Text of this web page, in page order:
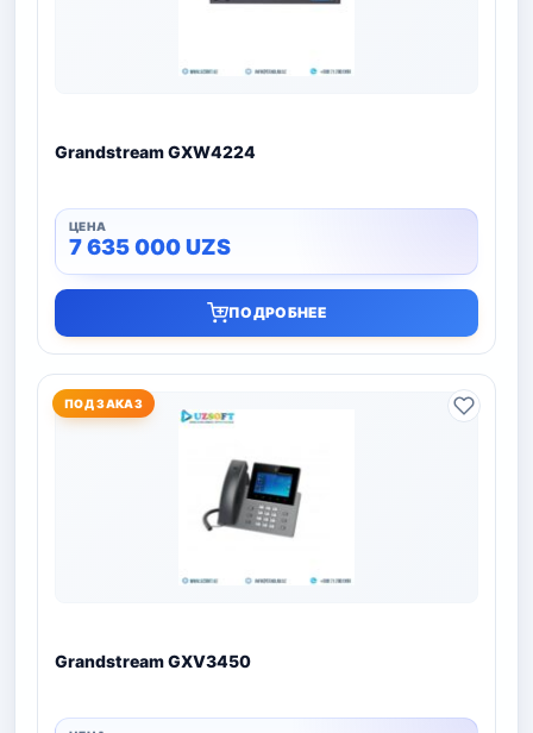
Grandstream GXW4224
7 635 000UZS
ПОДРОБНЕЕ
ПОД ЗАКАЗ
Grandstream GXV3450